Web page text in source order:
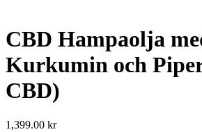
CBD Hampaolja
Kurkumin och
CBD)
1,399.00 kr